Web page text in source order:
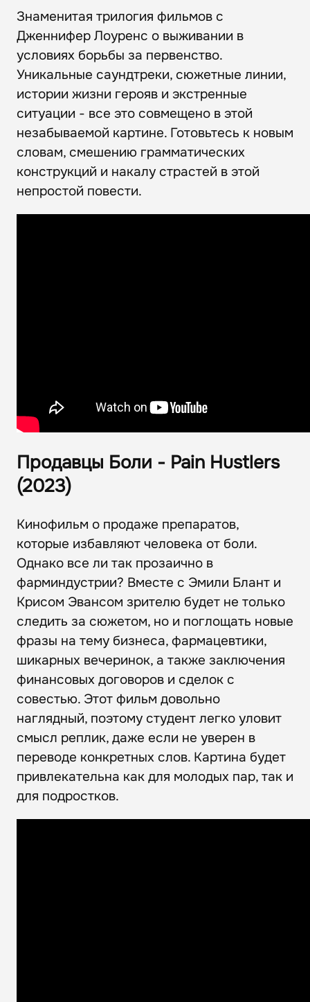
Знаменитая трилогия фильмов с
Дженнифер Лоуренс о выживании в
условиях борьбы за первенство.
Уникальные саундтреки, сюжетные линии,
истории жизни герояв и экстренные
ситуации - все это совмещено в этой
незабываемой картине. Готовьтесь к новым
словам, смешению грамматических
конструкций и накалу страстей в этой
непростой повести.
Продавцы Боли - Pain Hustlers
(2023)
Кинофильм о продаже препаратов,
которые избавляют человека от боли.
Однако все ли так прозаично в
фарминдустрии? Вместе с Эмили Блант и
Крисом Эвансом зрителю будет не только
следить за сюжетом, но и поглощать новые
фразы на тему бизнеса, фармацевтики,
шикарных вечеринок, а также заключения
финансовых договоров и сделок с
совестью. Этот фильм довольно
наглядный, поэтому студент легко уловит
смысл реплик, даже если не уверен в
переводе конкретных слов. Картина будет
привлекательна как для молодых пар, так и
для подростков.